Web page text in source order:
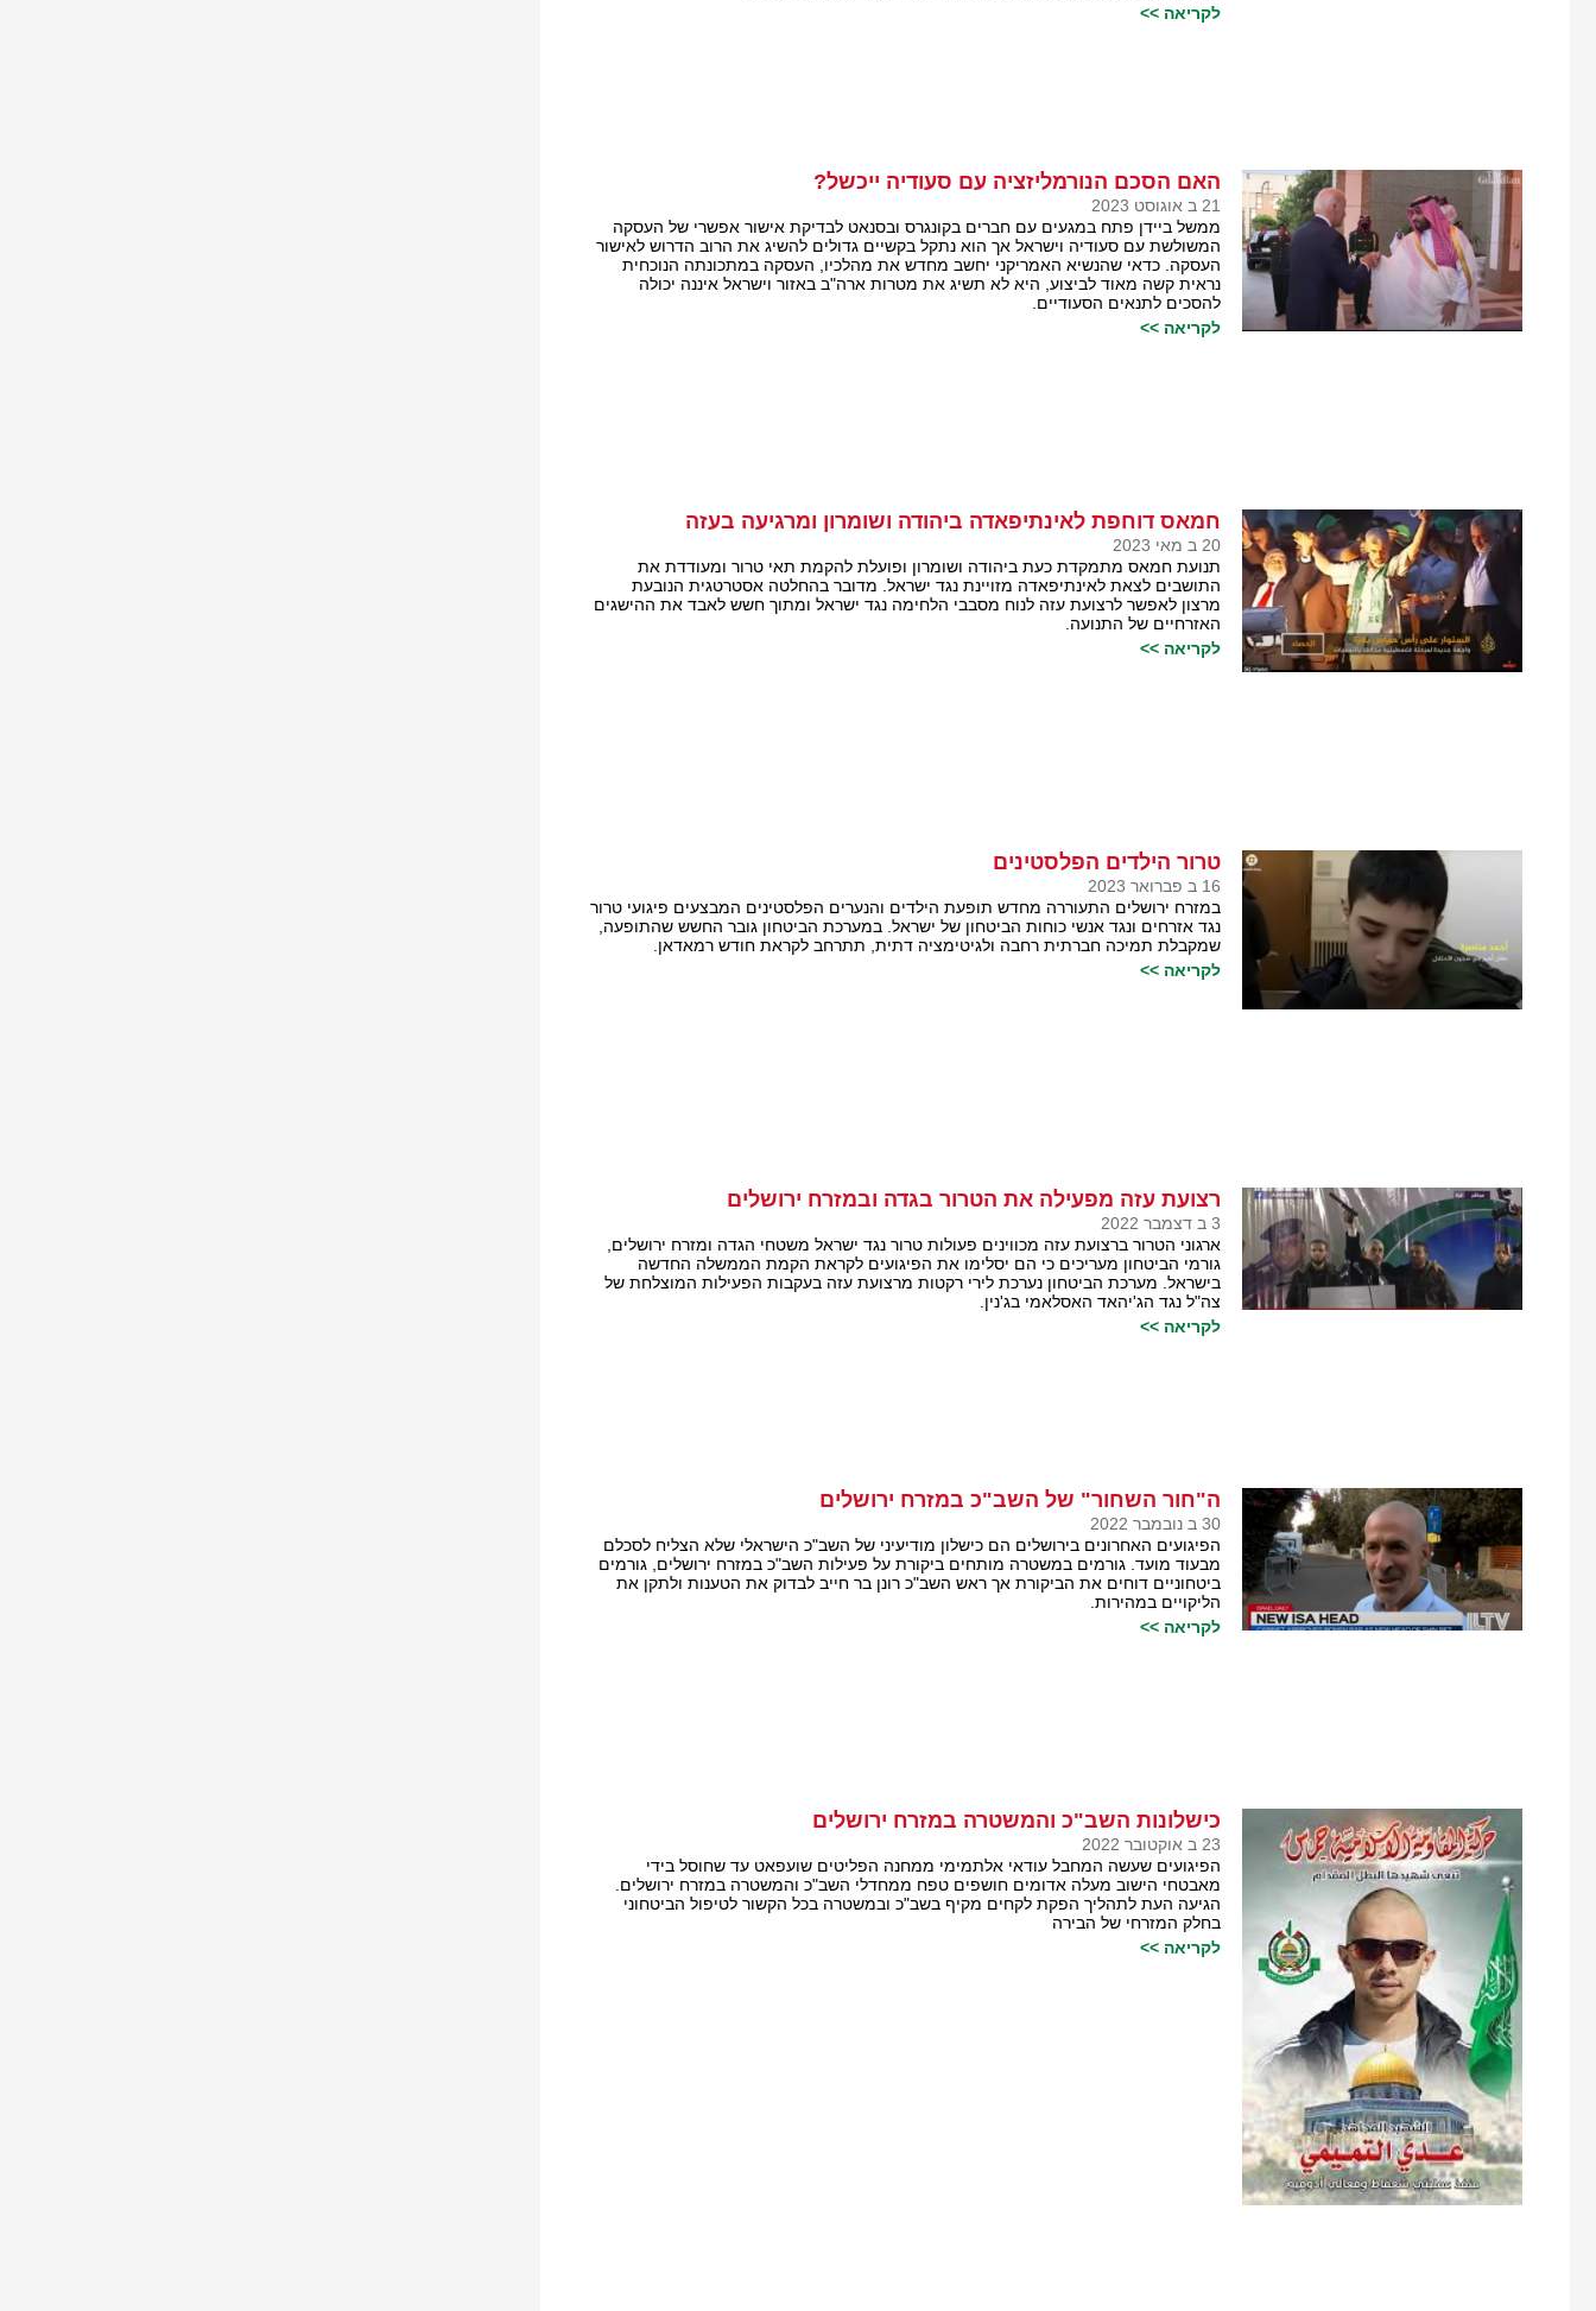
לקריאה >>
האם הסכם הנורמליזציה עם סעודיה ייכשל?
21 ב אוגוסט 2023
ממשל ביידן פתח במגעים עם חברים בקונגרס ובסנאט לבדיקת אישור אפשרי של העסקה
המשולשת עם סעודיה וישראל אך הוא נתקל בקשיים גדולים להשיג את הרוב הדרוש לאישור
העסקה. כדאי שהנשיא האמריקני יחשב מחדש את מהלכיו, העסקה במתכונתה הנוכחית
נראית קשה מאוד לביצוע, היא לא תשיג את מטרות ארה"ב באזור וישראל איננה יכולה
להסכים לתנאים הסעודיים.
לקריאה >>
חמאס דוחפת לאינתיפאדה ביהודה ושומרון ומרגיעה בעזה
20 ב מאי 2023
תנועת חמאס מתמקדת כעת ביהודה ושומרון ופועלת להקמת תאי טרור ומעודדת את
התושבים לצאת לאינתיפאדה מזויינת נגד ישראל. מדובר בהחלטה אסטרטגית הנובעת
מרצון לאפשר לרצועת עזה לנוח מסבבי הלחימה נגד ישראל ומתוך חשש לאבד את ההישגים
האזרחיים של התנועה.
לקריאה >>
טרור הילדים הפלסטינים
16 ב פברואר 2023
במזרח ירושלים התעוררה מחדש תופעת הילדים והנערים הפלסטינים המבצעים פיגועי טרור
נגד אזרחים ונגד אנשי כוחות הביטחון של ישראל. במערכת הביטחון גובר החשש שהתופעה,
שמקבלת תמיכה חברתית רחבה ולגיטימציה דתית, תתרחב לקראת חודש רמאדאן.
לקריאה >>
רצועת עזה מפעילה את הטרור בגדה ובמזרח ירושלים
3 ב דצמבר 2022
ארגוני הטרור ברצועת עזה מכווינים פעולות טרור נגד ישראל משטחי הגדה ומזרח ירושלים,
גורמי הביטחון מעריכים כי הם יסלימו את הפיגועים לקראת הקמת הממשלה החדשה
בישראל. מערכת הביטחון נערכת לירי רקטות מרצועת עזה בעקבות הפעילות המוצלחת של
צה"ל נגד הג'יהאד האסלאמי בג'נין.
לקריאה >>
ה"חור השחור" של השב"כ במזרח ירושלים
30 ב נובמבר 2022
הפיגועים האחרונים בירושלים הם כישלון מודיעיני של השב"כ הישראלי שלא הצליח לסכלם
מבעוד מועד. גורמים במשטרה מותחים ביקורת על פעילות השב"כ במזרח ירושלים, גורמים
ביטחוניים דוחים את הביקורת אך ראש השב"כ רונן בר חייב לבדוק את הטענות ולתקן את
הליקויים במהירות.
לקריאה >>
כישלונות השב"כ והמשטרה במזרח ירושלים
23 ב אוקטובר 2022
הפיגועים שעשה המחבל עודאי אלתמימי ממחנה הפליטים שועפאט עד שחוסל בידי
מאבטחי הישוב מעלה אדומים חושפים טפח ממחדלי השב"כ והמשטרה במזרח ירושלים.
הגיעה העת לתהליך הפקת לקחים מקיף בשב"כ ובמשטרה בכל הקשור לטיפול הביטחוני
בחלק המזרחי של הבירה
לקריאה >>